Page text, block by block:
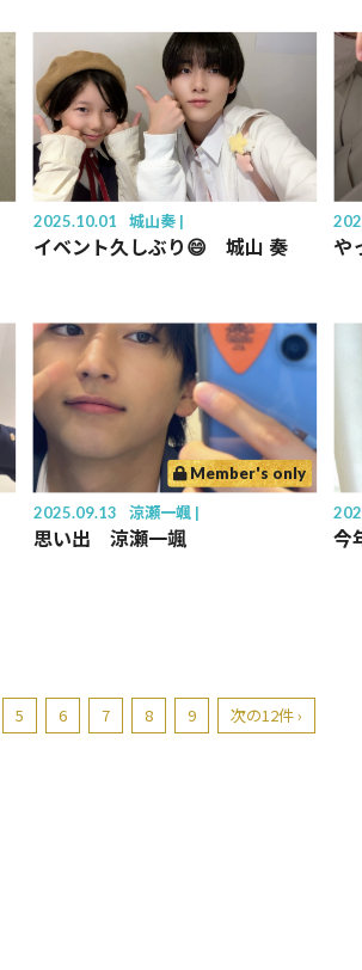
2025.10.01 城山奏
イベント久しぶり😄 城山 奏 や
Member's only
2025.09.13 涼瀬一颯
思い出 涼瀬一颯 今
5 6 7 8 9 次の12件 ›